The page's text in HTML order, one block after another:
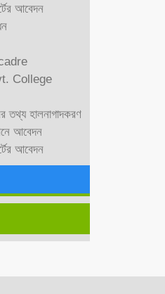
আবেদন
College
তথ্য হালনাগাদকরণ
আবেদন
আবেদন